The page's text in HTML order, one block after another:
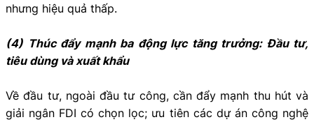
nhưng hiệu quả thấp.
(4) Thúc đẩy mạnh ba động lực tăng trưởng: Đầu tư,
tiêu dùng và xuất khẩu
Về đầu tư, ngoài đầu tư công, cần đẩy mạnh thu hút và
giải ngân FDI có chọn lọc; ưu tiên các dự án công nghệ